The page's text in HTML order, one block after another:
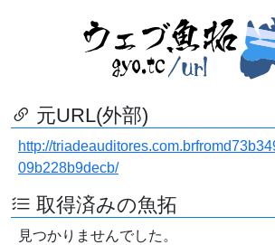
元URL(外部)
http://
09b228b9decb/
取得済みの魚拓
見つかりませんでした。